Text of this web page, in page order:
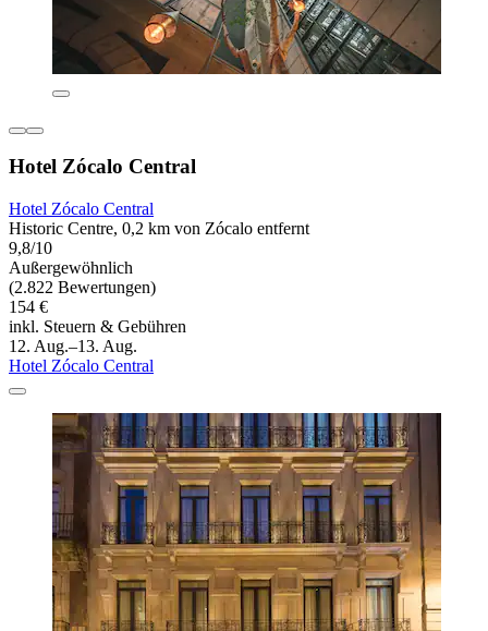
Hotel Zócalo Central
Hotel Zócalo Central
Historic Centre, 0,2 km von Zócalo entfernt
9,8/10
Außergewöhnlich
(2.822 Bewertungen)
154 €
inkl. Steuern & Gebühren
12. Aug.–13. Aug.
Hotel Zócalo Central